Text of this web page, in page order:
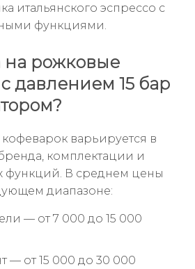
итальянского эспрессо с
функциями.
на рожковые
давлением 15 бар
кофеварок варьируется в
комплектации и
функций. В среднем цены
диапазоне:
— от 7 000 до 15 000
— от 15 000 до 30 000